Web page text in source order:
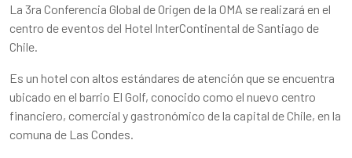
La 3ra Conferencia Global de Origen de la OMA se realizará en el
centro de eventos del Hotel InterContinental de Santiago de
Chile.
Es un hotel con altos estándares de atención que se encuentra
ubicado en el barrio El Golf, conocido como el nuevo centro
financiero, comercial y gastronómico de la capital de Chile, en la
comuna de Las Condes.